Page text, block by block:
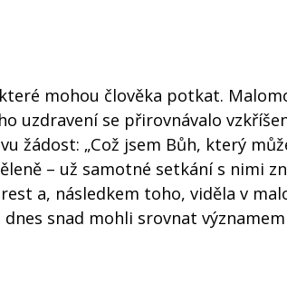
mohou člověka potkat.
uzdravení se přirovnávalo
žádost: „Což jsem Bůh, který
– už samotné setkání s nimi
a, následkem toho, viděla v
snad mohli srovnat